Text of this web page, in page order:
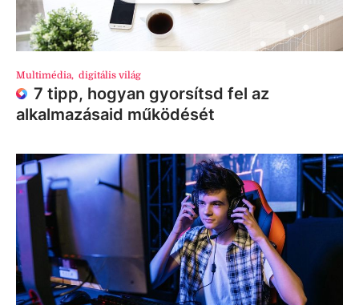
Multimédia, digitális világ
7 tipp, hogyan gyorsítsd fel az
alkalmazásaid működését